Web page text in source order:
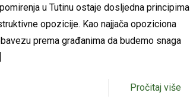
u Tutinu ostaje dosljedna principima
opozicije. Kao najjača opoziciona
prema građanima da budemo snaga
Pročitaj više